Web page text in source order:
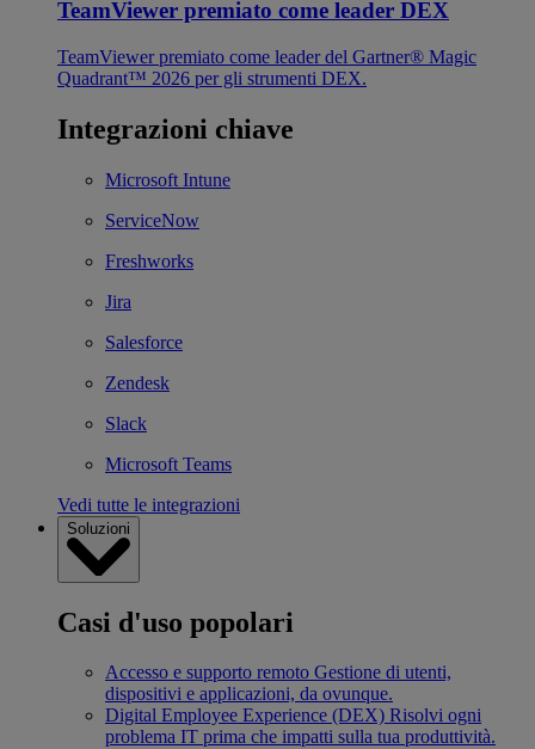
TeamViewer premiato come leader DEX
TeamViewer premiato come leader del Gartner® Magic
Quadrant™ 2026 per gli strumenti DEX.
Integrazioni chiave
Microsoft Intune
ServiceNow
Freshworks
Jira
Salesforce
Zendesk
Slack
Microsoft Teams
Vedi tutte le integrazioni
Soluzioni
Casi d'uso popolari
Accesso e supporto remoto Gestione di utenti,
dispositivi e applicazioni, da ovunque.
Digital Employee Experience (DEX) Risolvi ogni
problema IT prima che impatti sulla tua produttività.